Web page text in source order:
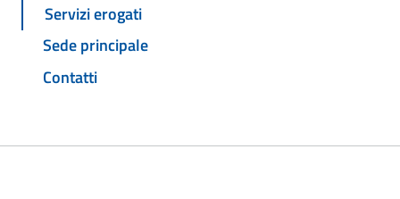
Servizi erogati
Sede principale
Contatti